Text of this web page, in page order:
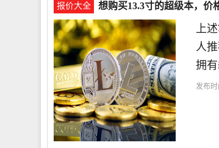
报价大全 想购买13.3寸的超级本，价
上
人
拥
发布时